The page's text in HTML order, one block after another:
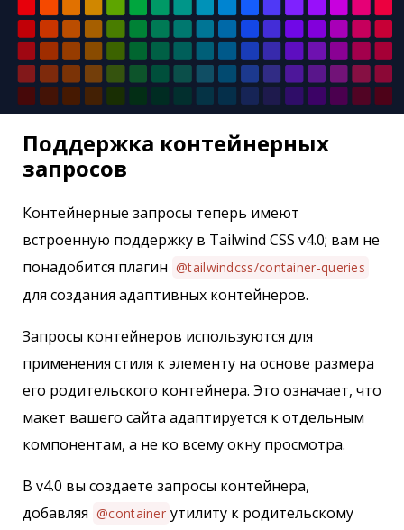
Поддержка контейнерных
запросов
Контейнерные запросы теперь имеют
встроенную поддержку в Tailwind CSS v4.0; вам не
понадобится плагин @tailwindcss/container-queries
для создания адаптивных контейнеров.
Запросы контейнеров используются для
применения стиля к элементу на основе размера
его родительского контейнера. Это означает, что
макет вашего сайта адаптируется к отдельным
компонентам, а не ко всему окну просмотра.
В v4.0 вы создаете запросы контейнера,
добавляя @container утилиту к родительскому